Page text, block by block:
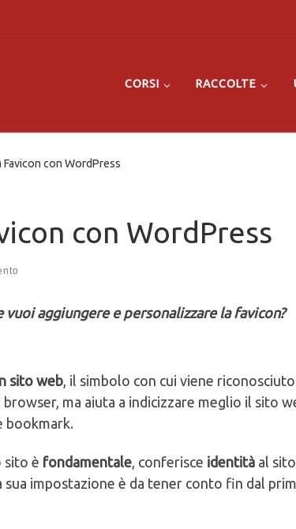
CORSI RACCOLTE
Favicon con WordPress
con WordPress
aggiungere e personalizzare la favicon?
sito web , il simbolo con cui viene
ma aiuta a indicizzare meglio il sito
bookmark.
sito è fondamentale, conferisce identità al
sua impostazione è da tener conto fin dal